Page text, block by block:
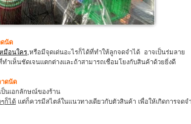
นัด
มือนใคร หรือมีจุดเด่นอะไรก็ได้ที่ทำให้ลูกจดจำได้ อาจเป็นร่มลาย
เห็นชัดเจนแตกต่างและถ้าสามารถเชื่อมโยงกับสินค้าด้วยยิ่งดี
ดนัด
ป็นเอกลักษณ์ของร้าน
ก็ได้ แต่ก็ควรมีสไตล์ในแนวทางเดียวกับตัวสินค้า เพื่อให้เกิดการจดจำ